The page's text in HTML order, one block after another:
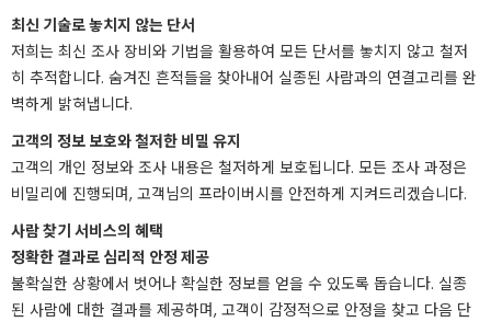
최신 기술로 놓치지 않는 단서
저희는 최신 조사 장비와 기법을 활용하여 모든 단서를 놓치지 않고 철저
히 추적합니다. 숨겨진 흔적들을 찾아내어 실종된 사람과의 연결고리를 완
벽하게 밝혀냅니다.
고객의 정보 보호와 철저한 비밀 유지
고객의 개인 정보와 조사 내용은 철저하게 보호됩니다. 모든 조사 과정은
비밀리에 진행되며, 고객님의 프라이버시를 안전하게 지켜드리겠습니다.
사람 찾기 서비스의 혜택
정확한 결과로 심리적 안정 제공
불확실한 상황에서 벗어나 확실한 정보를 얻을 수 있도록 돕습니다. 실종
된 사람에 대한 결과를 제공하며, 고객이 감정적으로 안정을 찾고 다음 단